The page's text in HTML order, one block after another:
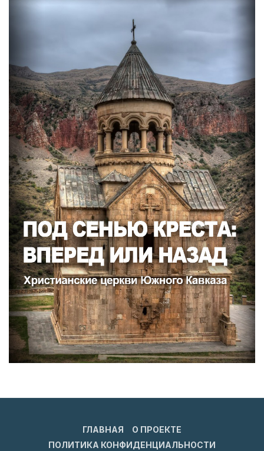
ГЛАВНАЯ
О ПРОЕКТЕ
ПОЛИТИКА КОНФИДЕНЦИАЛЬНОСТИ